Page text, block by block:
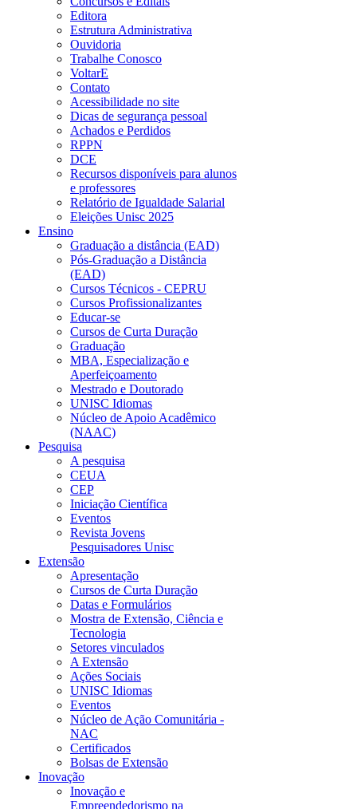
Editora
Estrutura Administrativa
Ouvidoria
Trabalhe Conosco
VoltarE
Contato
Acessibilidade no site
Dicas de segurança pessoal
Achados e Perdidos
RPPN
DCE
Recursos disponíveis para alunos
e professores
Relatório de Igualdade Salarial
Eleições Unisc 2025
Ensino
Graduação a distância (EAD)
Pós-Graduação a Distância
(EAD)
Cursos Técnicos - CEPRU
Cursos Profissionalizantes
Educar-se
Cursos de Curta Duração
Graduação
MBA, Especialização e
Aperfeiçoamento
Mestrado e Doutorado
UNISC Idiomas
Núcleo de Apoio Acadêmico
(NAAC)
Pesquisa
A pesquisa
CEUA
CEP
Iniciação Científica
Eventos
Revista Jovens
Pesquisadores Unisc
Extensão
Apresentação
Cursos de Curta Duração
Datas e Formulários
Mostra de Extensão, Ciência e
Tecnologia
Setores vinculados
A Extensão
Ações Sociais
UNISC Idiomas
Eventos
Núcleo de Ação Comunitária -
NAC
Certificados
Bolsas de Extensão
Inovação
Inovação e
Empreendedorismo na